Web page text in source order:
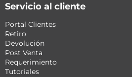
Servicio al cliente
Portal Clientes
Retiro
Devolución
Post Venta
Requerimiento
Tutoriales